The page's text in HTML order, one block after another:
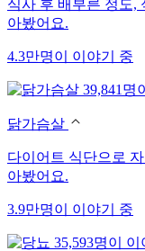
식사 후 배부른 정도,
아봤어요.
4.3만명이 이야기 중
39,841명
닭가슴살
다이어트 식단으로
아봤어요.
3.9만명이 이야기 중
35,593명이 이